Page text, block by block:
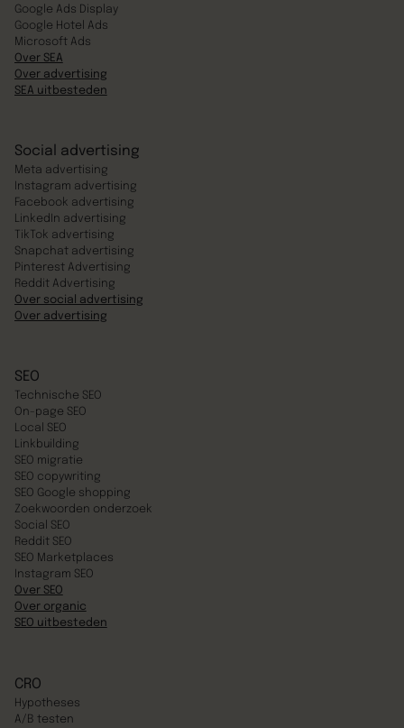
Google Ads Display
Google Hotel Ads
Microsoft Ads
Over SEA
Over advertising
SEA uitbesteden
Social advertising
Meta advertising
Instagram advertising
Facebook advertising
LinkedIn advertising
TikTok advertising
Snapchat advertising
Pinterest Advertising
Reddit Advertising
Over social advertising
Over advertising
SEO
Technische SEO
On-page SEO
Local SEO
Linkbuilding
SEO migratie
SEO copywriting
SEO Google shopping
Zoekwoorden onderzoek
Social SEO
Reddit SEO
SEO Marketplaces
Instagram SEO
Over SEO
Over organic
SEO uitbesteden
CRO
Hypotheses
A/B testen